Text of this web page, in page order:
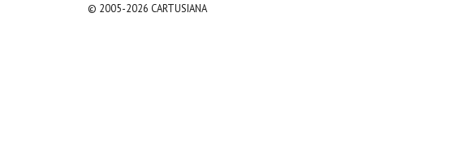
© 2005-2026 CARTUSIANA